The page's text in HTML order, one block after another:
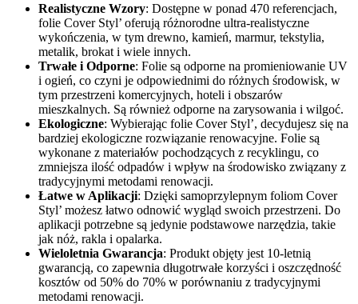
Realistyczne Wzory: Dostępne w ponad 470 referencjach,
folie Cover Styl’ oferują różnorodne ultra-realistyczne
wykończenia, w tym drewno, kamień, marmur, tekstylia,
metalik, brokat i wiele innych.
Trwałe i Odporne: Folie są odporne na promieniowanie UV
i ogień, co czyni je odpowiednimi do różnych środowisk, w
tym przestrzeni komercyjnych, hoteli i obszarów
mieszkalnych. Są również odporne na zarysowania i wilgoć.
Ekologiczne: Wybierając folie Cover Styl’, decydujesz się na
bardziej ekologiczne rozwiązanie renowacyjne. Folie są
wykonane z materiałów pochodzących z recyklingu, co
zmniejsza ilość odpadów i wpływ na środowisko związany z
tradycyjnymi metodami renowacji.
Łatwe w Aplikacji: Dzięki samoprzylepnym foliom Cover
Styl’ możesz łatwo odnowić wygląd swoich przestrzeni. Do
aplikacji potrzebne są jedynie podstawowe narzędzia, takie
jak nóż, rakla i opalarka.
Wieloletnia Gwarancja: Produkt objęty jest 10-letnią
gwarancją, co zapewnia długotrwałe korzyści i oszczędność
kosztów od 50% do 70% w porównaniu z tradycyjnymi
metodami renowacji.